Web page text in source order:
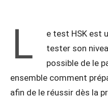
L
e test HSK est
tester son
possible de le
ensemble comment
afin de le réussir dès la